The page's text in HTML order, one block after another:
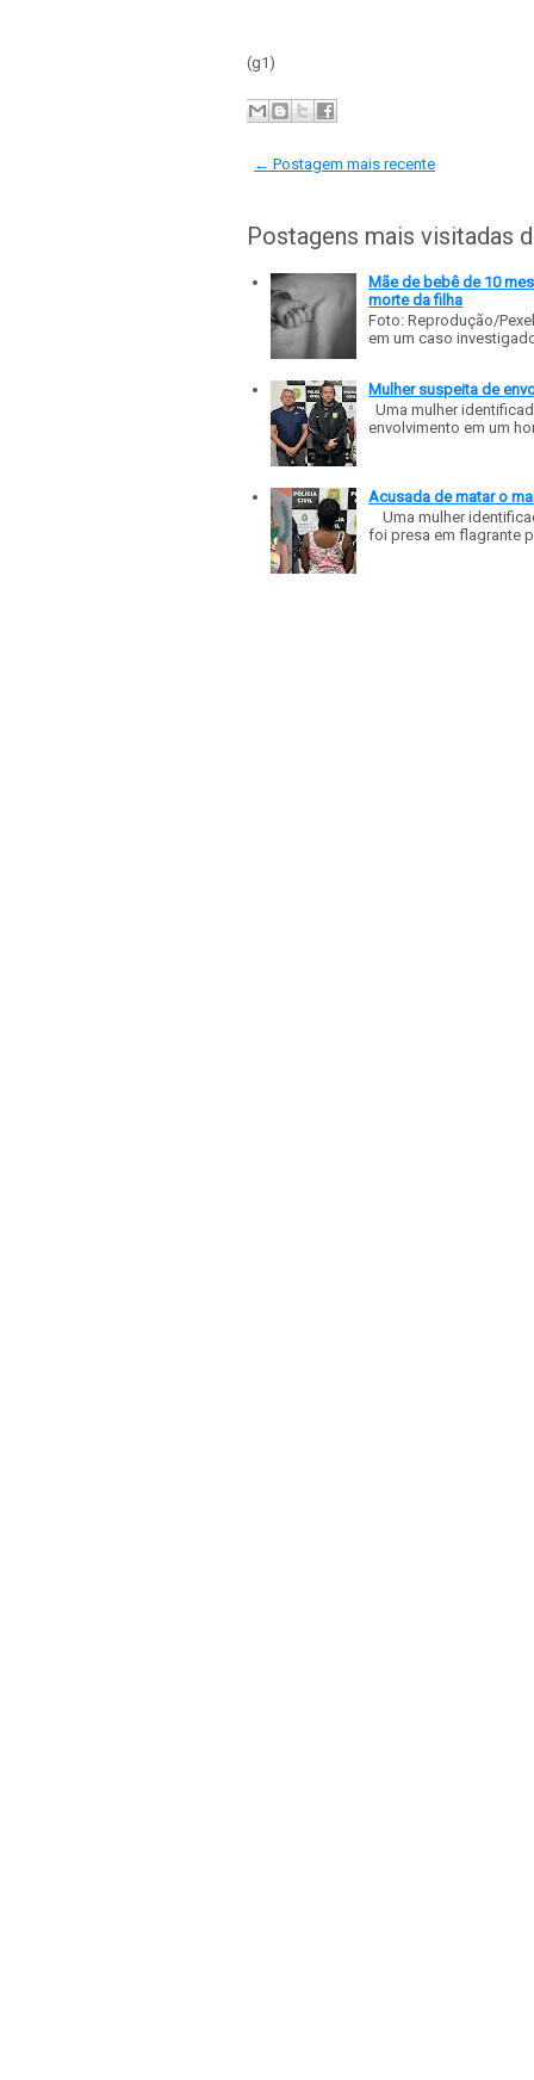
(g1)
← Postagem mais recente
Postagens mais visitadas
Mãe de bebê de 10
morte da filha
Foto: Reprodução/
em um caso
Mulher suspeita de
Uma mulher
envolvimento em um
Acusada de matar o
Uma mulher
foi presa em flagrante